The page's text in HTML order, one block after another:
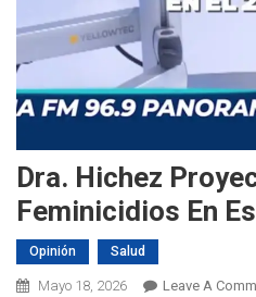
Dra. Hichez
Feminicidios En
Opinión Salud
Mayo 18, 2026 Leave A